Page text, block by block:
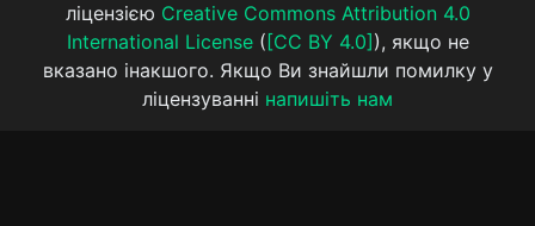
ліцензією Creative Commons Attribution 4.0
International License( [CC BY 4.0] ), якщо не
вказано інакшого. Якщо Ви знайшли помилку у
ліцензуванні напишіть нам